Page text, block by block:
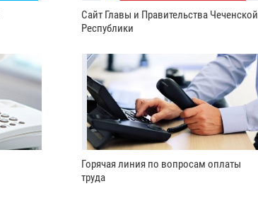
Сайт Главы и Правительства Чеченской
Республики
Горячая линия по вопросам оплаты
труда